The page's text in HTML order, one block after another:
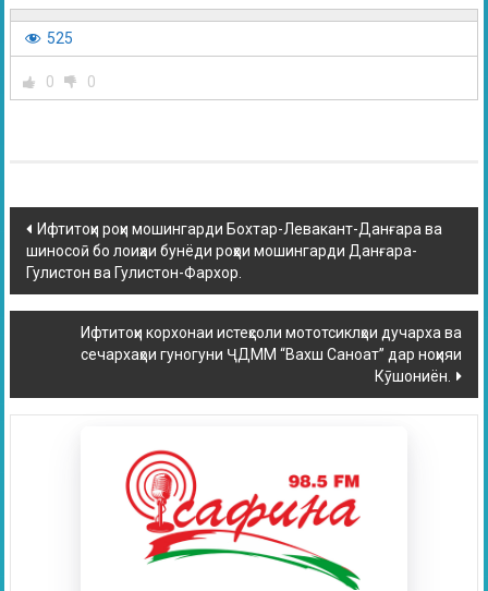
525
0 0
Ифтитоҳи роҳи мошингарди Бохтар-Левакант-Данғара ва
шиносоӣ бо лоиҳаи бунёди роҳҳои мошингарди Данғара-
Гулистон ва Гулистон-Фархор.
Ифтитоҳи корхонаи истеҳсоли мототсиклҳои дучарха ва
сечархаҳои гуногуни ҶДММ “Вахш Саноат” дар ноҳияи
Кӯшониён.